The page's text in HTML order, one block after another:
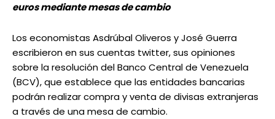
euros mediante mesas de cambio
Los economistas Asdrúbal Oliveros y José Guerra
escribieron en sus cuentas twitter, sus opiniones
sobre la resolución del Banco Central de Venezuela
(BCV), que establece que las entidades bancarias
podrán realizar compra y venta de divisas extranjeras
a través de una mesa de cambio.